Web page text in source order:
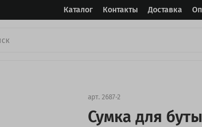
Каталог Контакты Доставка
арт. 2687-2
Сумка для